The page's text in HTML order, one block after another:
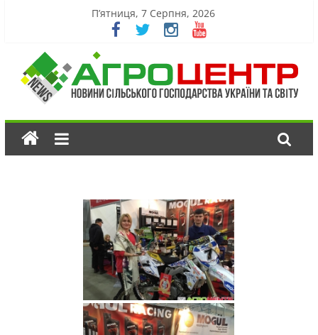
П’ятниця, 7 Серпня, 2026